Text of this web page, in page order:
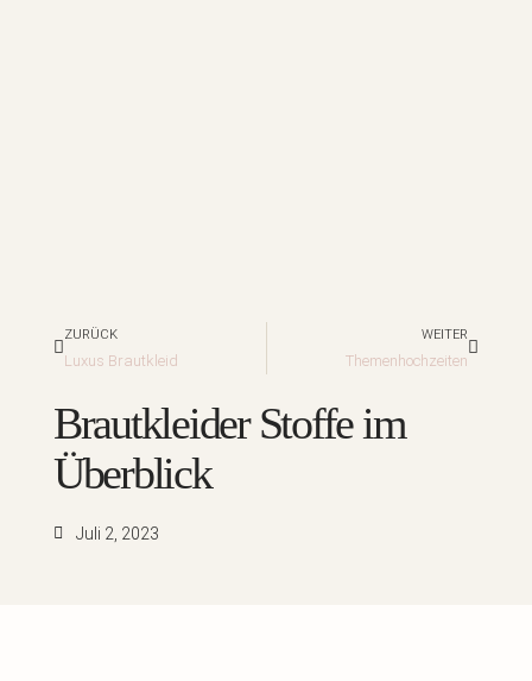
Zurück
ZURÜCK
Luxus Brautkleid
WEITER
Themenhochzeiten
Brautkleider Stoffe im
Überblick
Juli 2, 2023